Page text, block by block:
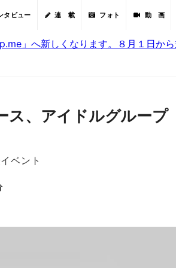
タビュー 連 載 フォト 動 画
」へ新しくなります。８月１日か
ス、アイドルグループ
ベント